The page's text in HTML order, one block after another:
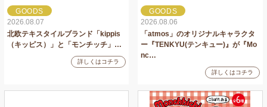
GOODS
2026.08.07
北欧テキスタイルブランド「kippis
（キッピス）」と「モンチッチ」…
詳しくはコチラ
GOODS
2026.08.06
「atmos」のオリジナルキャラクタ
ー『TENKYU(テンキュー)』が『Mo
nc…
詳しくはコチラ